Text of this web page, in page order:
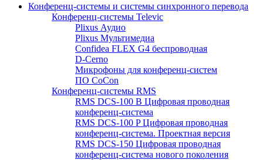
Конференц-системы и системы синхронного перевода
Конференц-системы Televic
Plixus Аудио
Plixus Мультимедиа
Confidea FLEX G4 беспроводная
D-Cerno
Микрофоны для конференц-систем
ПО CoCon
Конференц-системы RMS
RMS DCS-100 B Цифровая проводная
конференц-система
RMS DCS-100 P Цифровая проводная
конференц-система. Проектная версия
RMS DCS-150 Цифровая проводная
конференц-система нового поколения